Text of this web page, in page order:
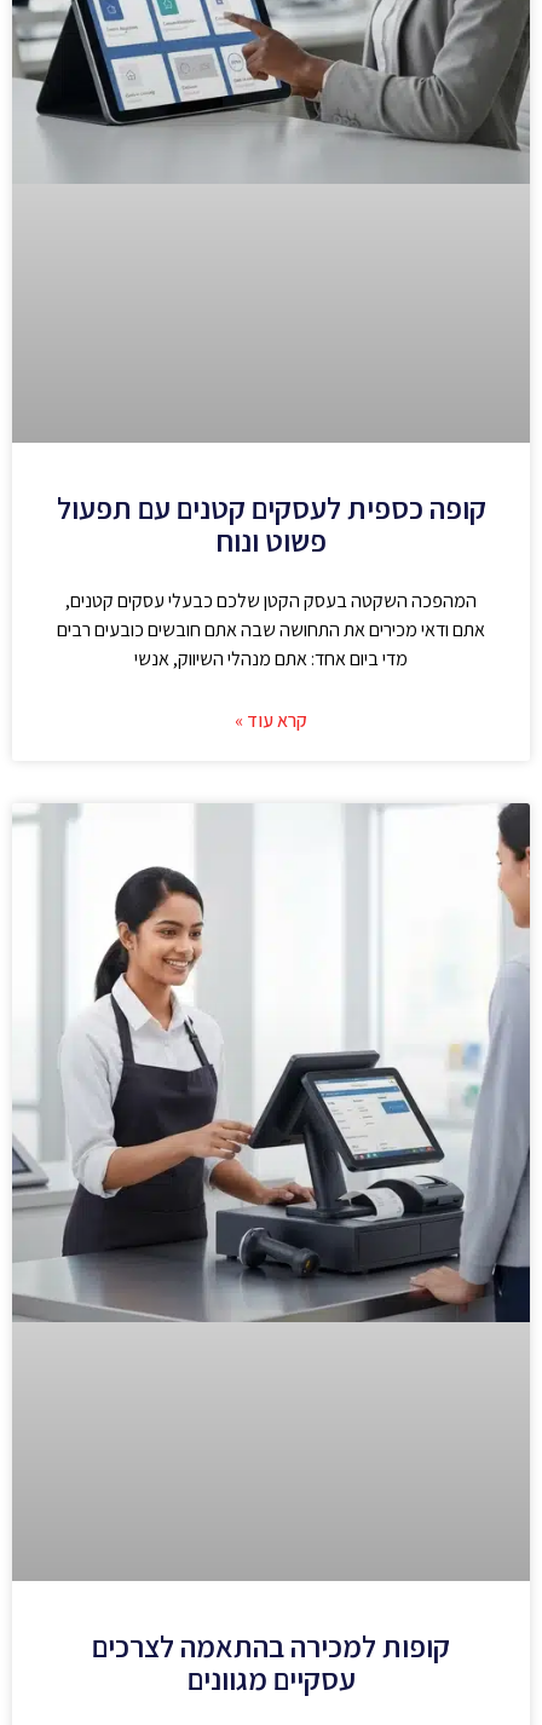
קופה כספית לעסקים קטנים עם תפעול
פשוט ונוח
המהפכה השקטה בעסק הקטן שלכם כבעלי עסקים קטנים,
אתם ודאי מכירים את התחושה שבה אתם חובשים כובעים רבים
מדי ביום אחד: אתם מנהלי השיווק, אנשי
קרא עוד »
קופות למכירה בהתאמה לצרכים
עסקיים מגוונים